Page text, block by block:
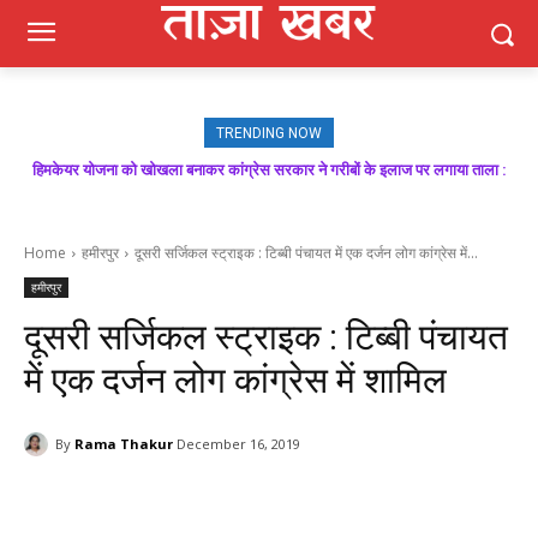
TRENDING NOW
मजबूत बूथ ही भाजपा की जीत की गारंटी, आगामी विधानसभा चुनाव में बूथ प्रबंधन निभाएगा
Home हमीरपुर दूसरी सर्जिकल स्ट्राइक : टिब्बी पंचायत में एक दर्जन लोग कांग्रेस में...
हमीरपुर
दूसरी सर्जिकल स्ट्राइक : टिब्बी पंचायत
में एक दर्जन लोग कांग्रेस में शामिल
By Rama Thakur December 16, 2019